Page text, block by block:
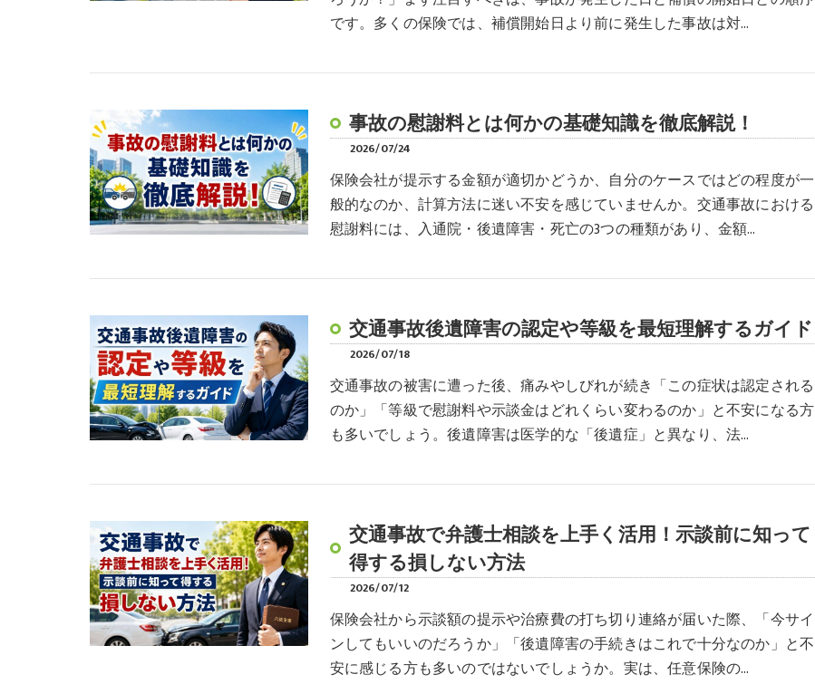
です。多くの保険では、補償開始日より前に発生した事故は対…
事故の慰謝料とは何かの基礎知識を徹底解説！
2026/07/24
保険会社が提示する金額が適切かどうか、自分のケースではどの程度が一
般的なのか、計算方法に迷い不安を感じていませんか。交通事故における
慰謝料には、入通院・後遺障害・死亡の3つの種類があり、金額…
交通事故後遺障害の認定や等級を最短理解するガイド
2026/07/18
交通事故の被害に遭った後、痛みやしびれが続き「この症状は認定される
のか」「等級で慰謝料や示談金はどれくらい変わるのか」と不安になる方
も多いでしょう。後遺障害は医学的な「後遺症」と異なり、法…
交通事故で弁護士相談を上手く活用！示談前に知って
得する損しない方法
2026/07/12
保険会社から示談額の提示や治療費の打ち切り連絡が届いた際、「今サイ
ンしてもいいのだろうか」「後遺障害の手続きはこれで十分なのか」と不
安に感じる方も多いのではないでしょうか。実は、任意保険の…